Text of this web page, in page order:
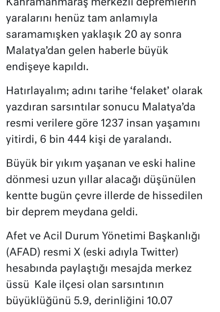
Kahramanmaraş merkezli depremlerin
yaralarını henüz tam anlamıyla
saramamışken yaklaşık 20 ay sonra
Malatya’dan gelen haberle büyük
endişeye kapıldı.
Hatırlayalım; adını tarihe ‘felaket’ olarak
yazdıran sarsıntılar sonucu Malatya’da
resmi verilere göre 1237 insan yaşamını
yitirdi, 6 bin 444 kişi de yaralandı.
Büyük bir yıkım yaşanan ve eski haline
dönmesi uzun yıllar alacağı düşünülen
kentte bugün çevre illerde de hissedilen
bir deprem meydana geldi.
Afet ve Acil Durum Yönetimi Başkanlığı
(AFAD) resmi X (eski adıyla Twitter)
hesabında paylaştığı mesajda merkez
üssü Kale ilçesi olan sarsıntının
büyüklüğünü 5.9, derinliğini 10.07